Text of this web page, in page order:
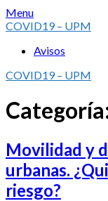
Skip
to
Menu
COVID19 – UPM
Avisos
COVID19 – UPM
Movilidad y
urbanas.
riesgo?